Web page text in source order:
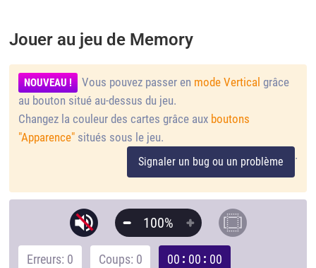
Jouer au jeu de Memory
NOUVEAU ! Vous pouvez passer en mode Vertical grâce
au bouton situé au-dessus du jeu.
Changez la couleur des cartes grâce aux boutons
"Apparence" situés sous le jeu.
Signaler un bug ou un problème .
100%
Erreurs: 0 Coups: 0 00 00 00